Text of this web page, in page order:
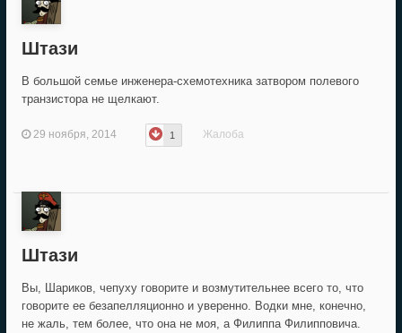
Штази
В большой семье инженера-схемотехника затвором полевого
транзистора не щелкают.
29 ноября, 2014 1 Жалоба
Штази
Вы, Шариков, чепуху говорите и возмутительнее всего то, что
говорите ее безапелляционно и уверенно. Водки мне, конечно,
не жаль, тем более, что она не моя, а Филиппа Филипповича.